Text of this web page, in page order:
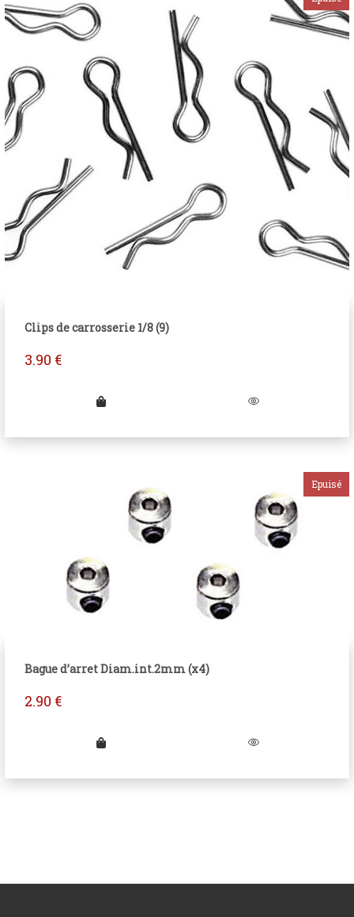
Clips de carrosserie 1/8 (9)
3.90 €
Bague d’arret Diam.int.2mm (x4)
2.90 €